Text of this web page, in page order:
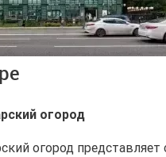
огород
огород